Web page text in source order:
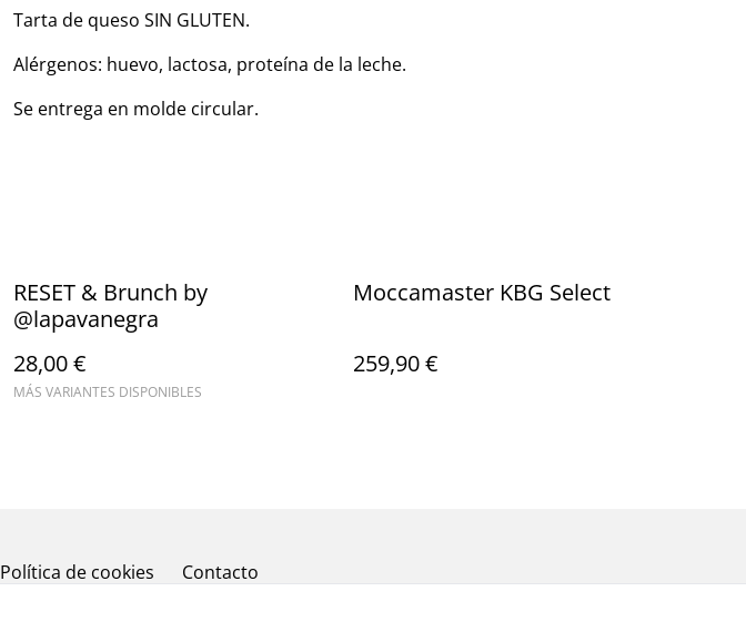
Tarta de queso SIN GLUTEN.
Alérgenos: huevo, lactosa, proteína de la leche.
Se entrega en molde circular.
RESET & Brunch by
@lapavanegra
28,00 €
MÁS VARIANTES DISPONIBLES
Moccamaster KBG Select
259,90 €
Política de cookies Contacto